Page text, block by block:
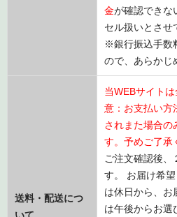
金が確認できな
セル扱いとさせ
※銀行振込手数
ので、あらかじ
送料・配送につ
当WEBサイト
意：お支払い方
されまた場合の
す。予めご了承
ご注文確認後、
す。 お届け希
は休日から、お
は午後からお選